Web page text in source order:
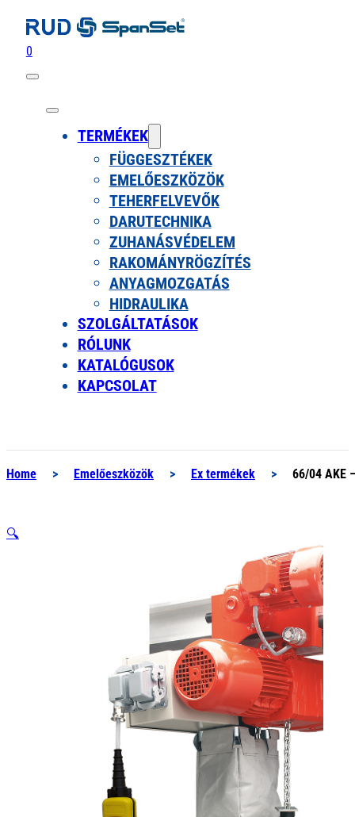
0
TERMÉKEK
FÜGGESZTÉKEK
EMELŐESZKÖZÖK
TEHERFELVEVŐK
DARUTECHNIKA
ZUHANÁSVÉDELEM
RAKOMÁNYRÖGZÍTÉS
ANYAGMOZGATÁS
HIDRAULIKA
SZOLGÁLTATÁSOK
RÓLUNK
KATALÓGUSOK
KAPCSOLAT
Home > Emelőeszközök > Ex termékek > 66/04 AKE
🔍